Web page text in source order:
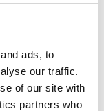
ads, to
our traffic.
of our site with
partners who